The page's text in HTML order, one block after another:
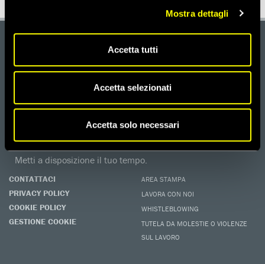
Mostra dettagli
Accetta tutti
Accetta selezionati
Accetta solo necessari
Aiutaci con una donazione, ora.
I programmi educativi.
Metti a disposizione il tuo tempo.
CONTATTACI
PRIVACY POLICY
COOKIE POLICY
GESTIONE COOKIE
AREA STAMPA
LAVORA CON NOI
WHISTLEBLOWING
TUTELA DA MOLESTIE O VIOLENZE
SUL LAVORO